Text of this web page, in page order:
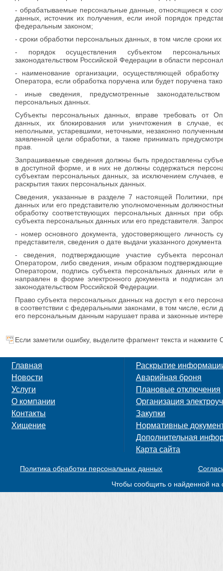
- обрабатываемые персональные данные, относящиеся к
данных, источник их получения, если иной порядок
федеральным законом;
- сроки обработки персональных данных, в том числе сроки
- порядок осуществления субъектом
законодательством Российской Федерации в области
- наименование организации, осуществляющей
Оператора, если обработка поручена или будет поручена
- иные сведения, предусмотренные
персональных данных.
Субъекты персональных данных, вправе требовать от
данных, их блокирования или уничтожения в случае,
неполными, устаревшими, неточными, незаконно
заявленной цели обработки, а также принимать
прав.
Запрашиваемые сведения должны быть предоставлены
в доступной форме, и в них не должны содержаться
субъектам персональных данных, за исключением случаев,
раскрытия таких персональных данных.
Сведения, указанные в разделе 7 настоящей Политики,
данных или его представителю уполномоченным
обработку соответствующих персональных данных при
субъекта персональных данных или его представителя.
- номер основного документа, удостоверяющего личность
представителя, сведения о дате выдачи указанного
- сведения, подтверждающие участие субъекта
Оператором, либо сведения, иным образом
Оператором, подпись субъекта персональных данных или
направлен в форме электронного документа и подписан
законодательством Российской Федерации.
Право субъекта персональных данных на доступ к его
в соответствии с федеральными законами, в том числе, если
его персональным данным нарушает права и законные
Если заметили ошибку, выделите фрагмент текста и нажмите
Главная
Новости
Услуги
О компании
Контакты
Хищение
Раскрытие
Аварийная броня
Плановые отключения
Организация
Закупки
Нормативные
Дополнительная
Карта сайта
Политика обработки персональных данных
Чтобы сообщить о найденной на